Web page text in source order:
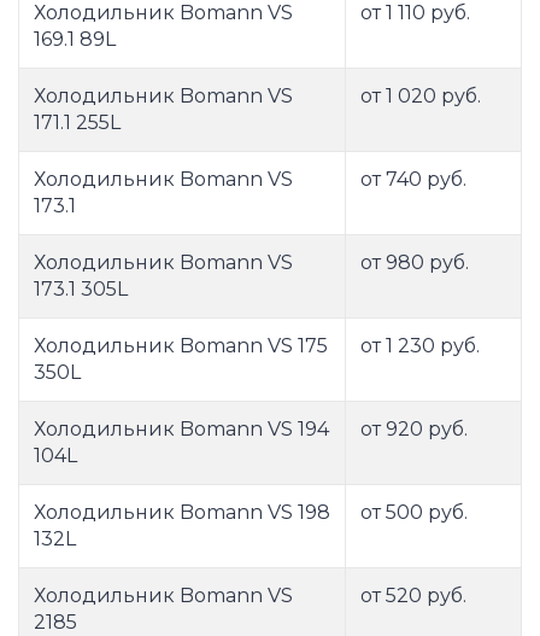
Холодильник Bomann VS
169.1 89L
от 1 110 руб.
Холодильник Bomann VS
171.1 255L
от 1 020 руб.
Холодильник Bomann VS
173.1
от 740 руб.
Холодильник Bomann VS
173.1 305L
от 980 руб.
Холодильник Bomann VS 175
350L
от 1 230 руб.
Холодильник Bomann VS 194
104L
от 920 руб.
Холодильник Bomann VS 198
132L
от 500 руб.
Холодильник Bomann VS
2185
от 520 руб.